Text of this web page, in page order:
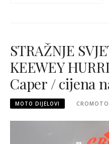
STRAŽNJE
KEEWEY
Caper / cijena
MOTO DIJELOVI CROMOTO